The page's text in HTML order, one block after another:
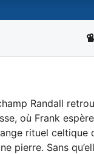
Randall
où Frank
rituel celtique
pierre. Sans